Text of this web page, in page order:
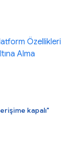
Özellikleri
Alma
kapalı"